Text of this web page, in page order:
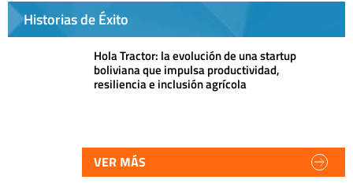
Historias de Éxito
Hola Tractor: la evolución de una startup
boliviana que impulsa productividad,
resiliencia e inclusión agrícola
VER MÁS